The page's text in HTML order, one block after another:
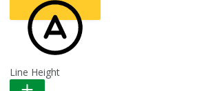
READABLE FONT